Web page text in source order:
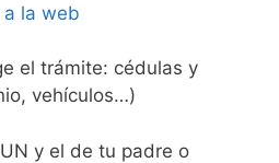
a la web
el trámite: cédulas y
vehículos…)
y el de tu padre o